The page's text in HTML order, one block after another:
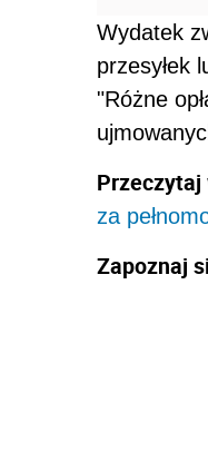
Wydatek
przesyłek
"Różne
Przeczytaj
za
Zapoznaj